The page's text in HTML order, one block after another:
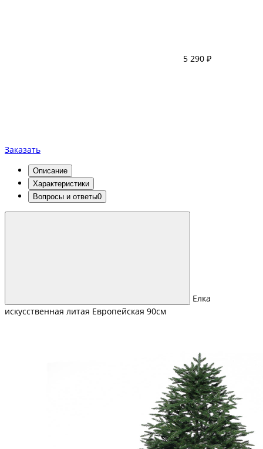
5 290 ₽
Заказать
Описание
Характеристики
Вопросы и ответы0
Елка
искусственная литая Европейская 90см